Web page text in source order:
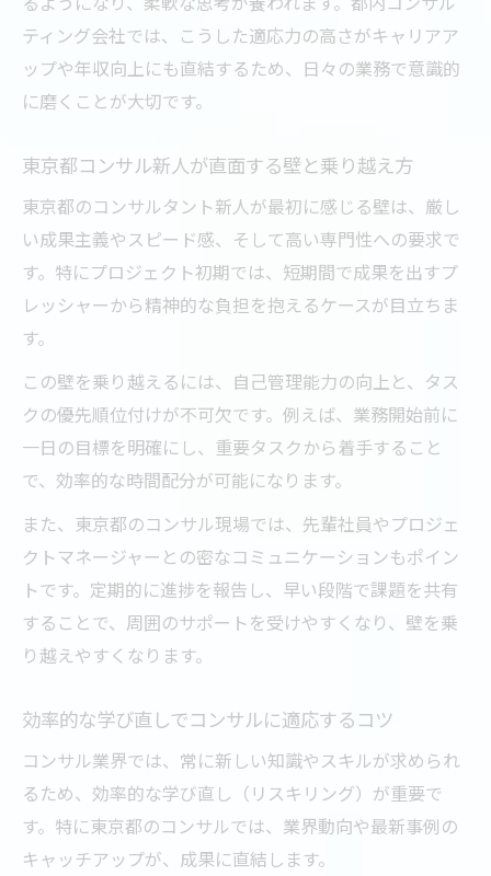
ティング会社では、こうした適応力の高さがキャリアア
ップや年収向上にも直結するため、日々の業務で意識的
に磨くことが大切です。
東京都コンサル新人が直面する壁と乗り越え方
東京都のコンサルタント新人が最初に感じる壁は、厳し
い成果主義やスピード感、そして高い専門性への要求で
す。特にプロジェクト初期では、短期間で成果を出すプ
レッシャーから精神的な負担を抱えるケースが目立ちま
す。
この壁を乗り越えるには、自己管理能力の向上と、タス
クの優先順位付けが不可欠です。例えば、業務開始前に
一日の目標を明確にし、重要タスクから着手すること
で、効率的な時間配分が可能になります。
また、東京都のコンサル現場では、先輩社員やプロジェ
クトマネージャーとの密なコミュニケーションもポイン
トです。定期的に進捗を報告し、早い段階で課題を共有
することで、周囲のサポートを受けやすくなり、壁を乗
り越えやすくなります。
効率的な学び直しでコンサルに適応するコツ
コンサル業界では、常に新しい知識やスキルが求められ
るため、効率的な学び直し（リスキリング）が重要で
す。特に東京都のコンサルでは、業界動向や最新事例の
キャッチアップが、成果に直結します。